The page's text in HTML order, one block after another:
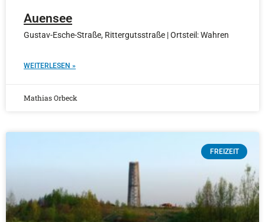
Auensee
Gustav-Esche-Straße, Rittergutsstraße | Ortsteil: Wahren
WEITERLESEN »
Mathias Orbeck
FREIZEIT